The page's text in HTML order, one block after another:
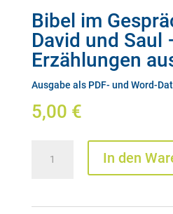
Bibel im
David und Saul
Erzählungen
Ausgabe als PDF- und Word-
5,00 €
Nr.
In den